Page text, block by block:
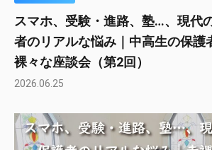
スマホ、受験・進路、塾…、現代
者のリアルな悩み｜中高生の保護
裸々な座談会（第2回）
2026.06.25